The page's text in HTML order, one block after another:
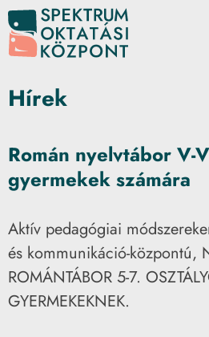
Hírek
Román nyelvtábor V-
gyermekek számára
Aktív pedagógiai
és kommunikáció-központú,
ROMÁNTÁBOR 5-7.
GYERMEKEKNEK.